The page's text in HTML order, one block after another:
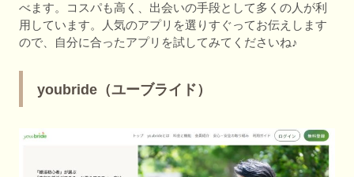
べます。コスパも高く、出会いの手段として多くの人が利
用しています。人気のアプリを選りすぐってお伝えします
ので、自分に合ったアプリを試してみてくださいね♪
youbride（ユーブライド）